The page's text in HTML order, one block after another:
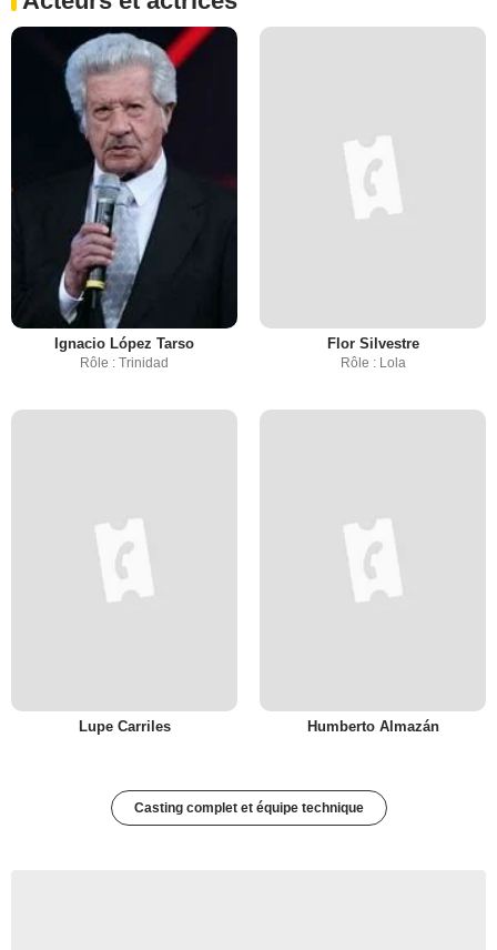
Ignacio López Tarso
Rôle : Trinidad
Flor Silvestre
Rôle : Lola
Lupe Carriles Humberto Almazán
Casting complet et équipe technique